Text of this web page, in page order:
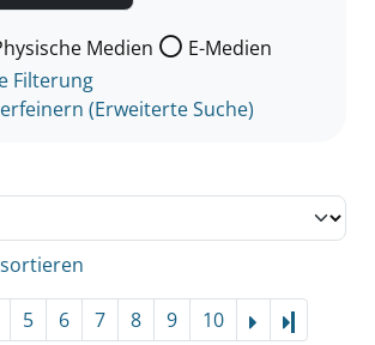
Medienart nach der Sie suchen wollen.
Medien
E-Medien
Filterung
(Erweiterte Suche)
5 6 7 8 9 10